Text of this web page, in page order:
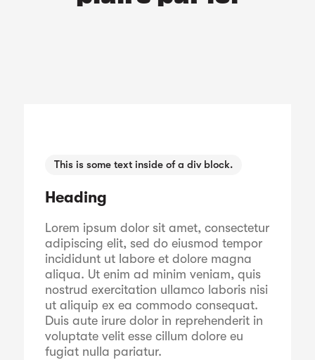
This is some text inside of a div block.
Heading
Lorem ipsum dolor sit amet, consectetur
adipiscing elit, sed do eiusmod tempor
incididunt ut labore et dolore magna
aliqua. Ut enim ad minim veniam, quis
nostrud exercitation ullamco laboris nisi
ut aliquip ex ea commodo consequat.
Duis aute irure dolor in reprehenderit in
voluptate velit esse cillum dolore eu
fugiat nulla pariatur.